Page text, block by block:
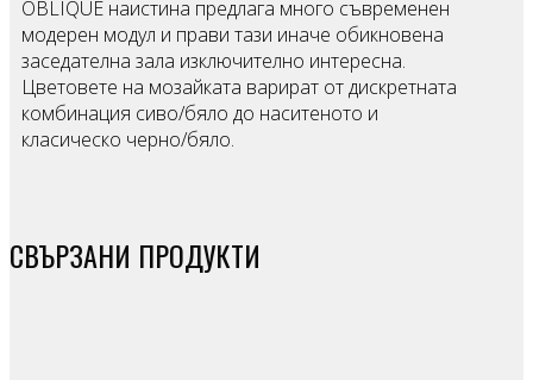
OBLIQUE наистина предлага много съвременен
модерен модул и прави тази иначе обикновена
заседателна зала изключително интересна.
Цветовете на мозайката варират от дискретната
комбинация сиво/бяло до наситеното и
класическо черно/бяло.
СВЪРЗАНИ ПРОДУКТИ